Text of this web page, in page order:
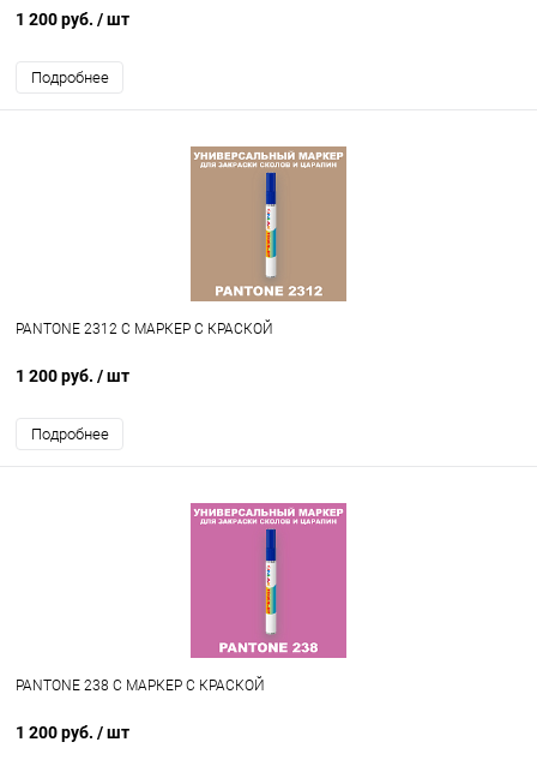
1 200 руб. / шт
Подробнее
PANTONE 2312 C МАРКЕР С КРАСКОЙ
1 200 руб. / шт
Подробнее
PANTONE 238 C МАРКЕР С КРАСКОЙ
1 200 руб. / шт